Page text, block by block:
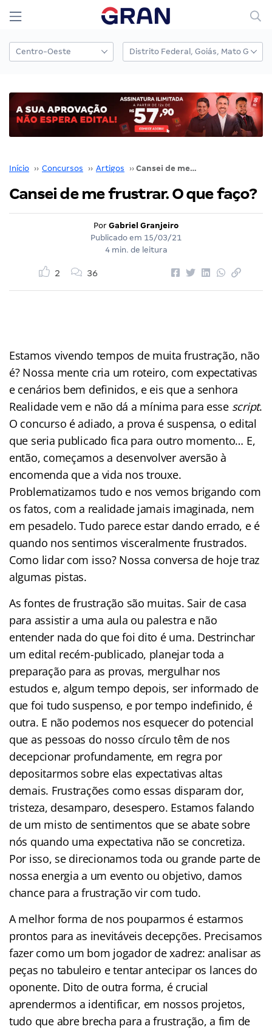
Início ›› Concursos ›› Artigos ›› Cansei de me frustrar. O que faço?
Cansei de me frustrar. O que faço?
Por Gabriel Granjeiro
Publicado em 15/03/21
4 min. de leitura
2 36
Estamos vivendo tempos de muita frustração, não
é? Nossa mente cria um roteiro, com expectativas
e cenários bem definidos, e eis que a senhora
Realidade vem e não dá a mínima para esse script.
O concurso é adiado, a prova é suspensa, o edital
que seria publicado fica para outro momento… E,
então, começamos a desenvolver aversão à
encomenda que a vida nos trouxe.
Problematizamos tudo e nos vemos brigando com
os fatos, com a realidade jamais imaginada, nem
em pesadelo. Tudo parece estar dando errado, e é
quando nos sentimos visceralmente frustrados.
Como lidar com isso? Nossa conversa de hoje traz
algumas pistas.
As fontes de frustração são muitas. Sair de casa
para assistir a uma aula ou palestra e não
entender nada do que foi dito é uma. Destrinchar
um edital recém-publicado, planejar toda a
preparação para as provas, mergulhar nos
estudos e, algum tempo depois, ser informado de
que foi tudo suspenso, e por tempo indefinido, é
outra. E não podemos nos esquecer do potencial
que as pessoas do nosso círculo têm de nos
decepcionar profundamente, em regra por
depositarmos sobre elas expectativas altas
demais. Frustrações como essas disparam dor,
tristeza, desamparo, desespero. Estamos falando
de um misto de sentimentos que se abate sobre
nós quando uma expectativa não se concretiza.
Por isso, se direcionamos toda ou grande parte de
nossa energia a um evento ou objetivo, damos
chance para a frustração vir com tudo.
A melhor forma de nos pouparmos é estarmos
prontos para as inevitáveis decepções. Precisamos
fazer como um bom jogador de xadrez: analisar as
peças no tabuleiro e tentar antecipar os lances do
oponente. Dito de outra forma, é crucial
aprendermos a identificar, em nossos projetos,
tudo que abre brecha para a frustração, a fim de